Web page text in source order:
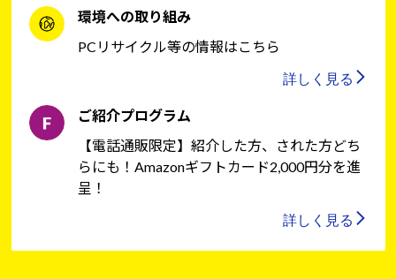
環境への取り組み
PCリサイクル等の情報はこちら
詳しく見る
ご紹介プログラム
【電話通販限定】紹介した方、された方どち
らにも！Amazonギフトカード2,000円分を進
呈！
詳しく見る